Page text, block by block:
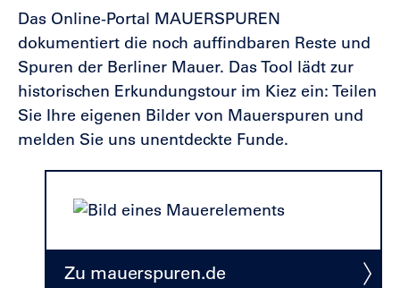
Das Online-Portal MAUERSPUREN
dokumentiert die noch auffindbaren Reste und
Spuren der Berliner Mauer. Das Tool lädt zur
historischen Erkundungstour im Kiez ein: Teilen
Sie Ihre eigenen Bilder von Mauerspuren und
melden Sie uns unentdeckte Funde.
Zu mauerspuren.de